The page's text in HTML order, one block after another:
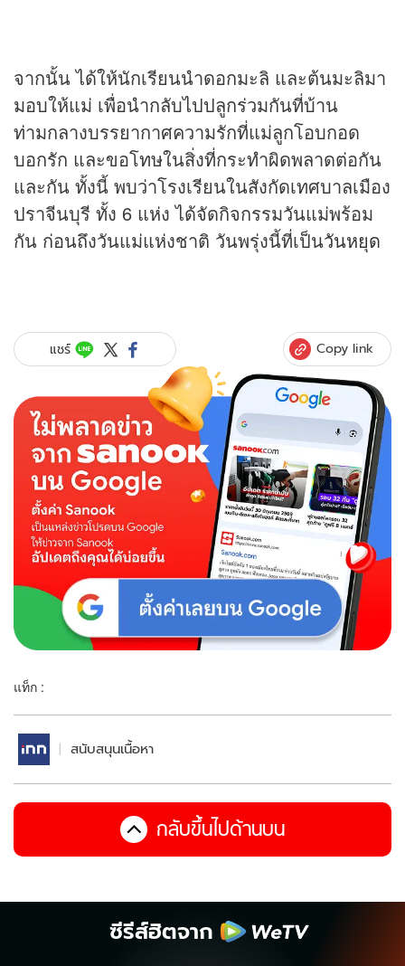
จากนั้น ได้ให้นักเรียนนำดอกมะลิ และต้นมะลิมา
มอบให้แม่ เพื่อนำกลับไปปลูกร่วมกันที่บ้าน
ท่ามกลางบรรยากาศความรักที่แม่ลูกโอบกอด
บอกรัก และขอโทษในสิ่งที่กระทำผิดพลาดต่อกัน
และกัน ทั้งนี้ พบว่าโรงเรียนในสังกัดเทศบาลเมือง
ปราจีนบุรี ทั้ง 6 แห่ง ได้จัดกิจกรรมวันแม่พร้อม
กัน ก่อนถึงวันแม่แห่งชาติ วันพรุ่งนี้ที่เป็นวันหยุด
แชร์ Copy link
แท็ก :
สนับสนุนเนื้อหา
กลับขึ้นไปด้านบน
ซีรีส์ฮิตจาก